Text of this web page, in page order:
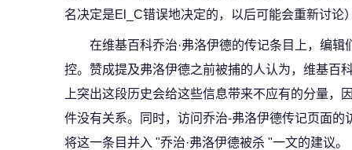
名决定是El_C错误地决定的，以后可能会重新讨论
在维基百科乔治·弗洛伊德的传记条目上，编
控。赞成提及弗洛伊德之前被捕的人认为，维基百
上突出这段历史会给这些信息带来不应有的分量，
件没有关系。同时，访问乔治-弗洛伊德传记页面
将这一条目并入 "乔治·弗洛伊德被杀 "一文的建议。